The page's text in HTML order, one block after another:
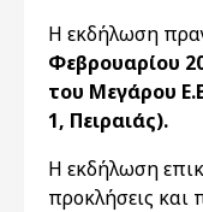
H εκδήλωση
Φεβρουαρίου
του Μεγάρου
1, Πειραιάς).
Η εκδήλωση
προκλήσεις και